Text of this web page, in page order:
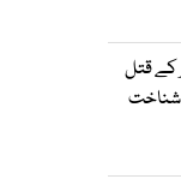
کے قتل
شناخت